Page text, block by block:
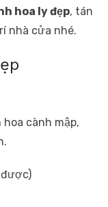
hoa ly đẹp, tán
nhà cửa nhé.
cành mập,